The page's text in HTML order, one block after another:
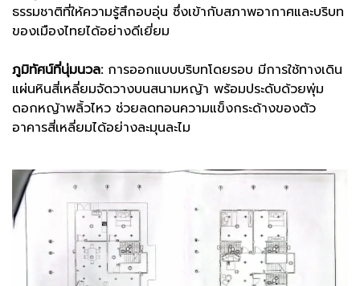
ธรรมชาติที่ให้ความรู้สึกอบอุ่น ซึ่งเข้ากับสภาพอากาศและบริบท
ของเมืองไทยได้อย่างดีเยี่ยม
ภูมิทัศน์ที่นุ่มนวล:การออกแบบบริบทโดยรอบ มีการใช้ทางเดิน
แผ่นหินสี่เหลี่ยมจัดวางบนสนามหญ้า พร้อมประดับด้วยพุ่ม
ดอกหญ้าพลิ้วไหว ช่วยลดทอนความแข็งกระด้างของตัว
อาคารสี่เหลี่ยมได้อย่างละมุนละไม